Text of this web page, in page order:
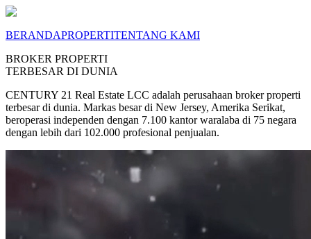
BERANDAPROPERTITENTANG KAMI
BROKER PROPERTI
TERBESAR DI DUNIA
CENTURY 21 Real Estate LCC adalah perusahaan broker properti
terbesar di dunia. Markas besar di New Jersey, Amerika Serikat,
beroperasi independen dengan 7.100 kantor waralaba di 75 negara
dengan lebih dari 102.000 profesional penjualan.